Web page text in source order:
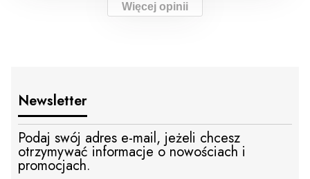
Więcej opinii
Newsletter
Podaj swój adres e-mail, jeżeli chcesz
otrzymywać informacje o nowościach i
promocjach.